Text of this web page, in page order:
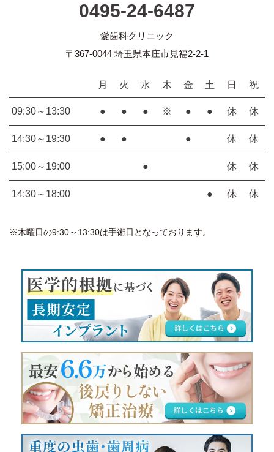
0495-24-6487
愛歯科クリニック
〒367-0044 埼玉県本庄市見福2-2-1
月 火 水 木 金 土 日 祝
09:30～13:30 ● ● ● ※ ● ● 休 休
14:30～19:30 ● ● ● 休 休
15:00～19:00 ● 休 休
14:30～18:00 ● 休 休
※木曜日の9:30～13:30は手術日となっております。